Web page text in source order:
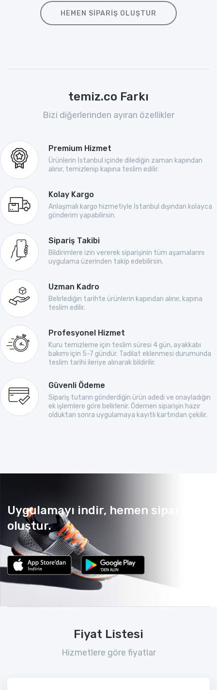
HEMEN SIPARIŞ OLUŞTUR
temiz.co Farkı
Bizi diğerlerinden ayıran özellikler
Premium Hizmet
Ürünlerin İstanbul içinde dilediğin zaman kapından
alınır, temizlenip kapına teslim edilir.
Kolay Kargo
Anlaşmalı kargo hizmetiyle İstanbul dışından kolayca
gönderim yapabilirsin.
Sipariş Takibi
Bildirimlere izin vererek siparişinin tüm aşamalarını
uygulama üzerinden takip edebilirsin.
Uzman Kadro
Belirlediğin tarihte ürünlerin kapından alınır, kapına
teslim edilir.
Profesyonel Hizmet
Kuru temizleme için teslim süresi 4 gün, ayakkabı
bakımı için 5-7 gündür. Tadilat eklenmesi durumunda
teslim tarihi ileriye alınarak bildirilir.
Güvenli Ödeme
Sipariş tutarın gönderdiğin ürün adedi ve onayladığın
ek işlemlere göre belirlenir. Ödemen siparişin hazır
olduktan sonra uygulamaya kayıtlı kartından çekilir.
Uygulamayı indir, hemen sipariş
oluştur.
Fiyat Listesi
Hizmetlere göre fiyatlar